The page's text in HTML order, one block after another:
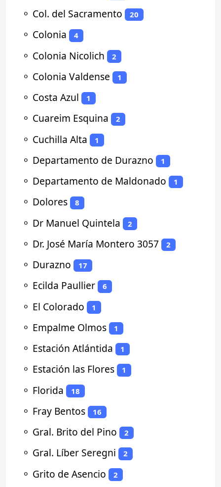
⚬ Col. del Sacramento 20
⚬ Colonia 4
⚬ Colonia Nicolich 2
⚬ Colonia Valdense 1
⚬ Costa Azul 1
⚬ Cuareim Esquina 2
⚬ Cuchilla Alta 1
⚬ Departamento de Durazno 1
⚬ Departamento de Maldonado 1
⚬ Dolores 8
⚬ Dr Manuel Quintela 2
⚬ Dr. José María Montero 3057 2
⚬ Durazno 17
⚬ Ecilda Paullier 6
⚬ El Colorado 1
⚬ Empalme Olmos 1
⚬ Estación Atlántida 1
⚬ Estación las Flores 1
⚬ Florida 18
⚬ Fray Bentos 16
⚬ Gral. Brito del Pino 2
⚬ Gral. Líber Seregni 2
⚬ Grito de Asencio 2